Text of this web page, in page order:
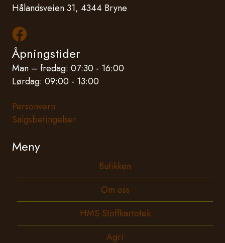
Hålandsveien 31, 4344 Bryne
Les mer om oss på Facebook
Åpningstider
Man – fredag: 07:30 - 16:00
Lørdag: 09:00 - 13:00
Personvern
Salgsbetingelser
Meny
Butikken
Om oss
HMS Stoffkartotek
Agri